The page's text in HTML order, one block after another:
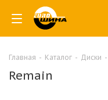
Главная - Каталог - Диски -
Remain